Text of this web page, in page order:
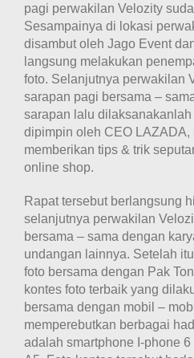
pagi perwakilan Velozity
Sesampainya di lokasi
disambut oleh Jago Event
langsung melakukan
foto. Selanjutnya perwakilan
sarapan pagi bersama –
sarapan lalu
dipimpin oleh CEO LAZADA,
memberikan tips & trik
online shop.
Rapat tersebut berlangsung
selanjutnya perwakilan
bersama – sama dengan
undangan lainnya. Setelah
foto bersama dengan Pak
kontes foto terbaik yang
bersama dengan mobil –
memperebutkan berbagai
adalah smartphone I-phone